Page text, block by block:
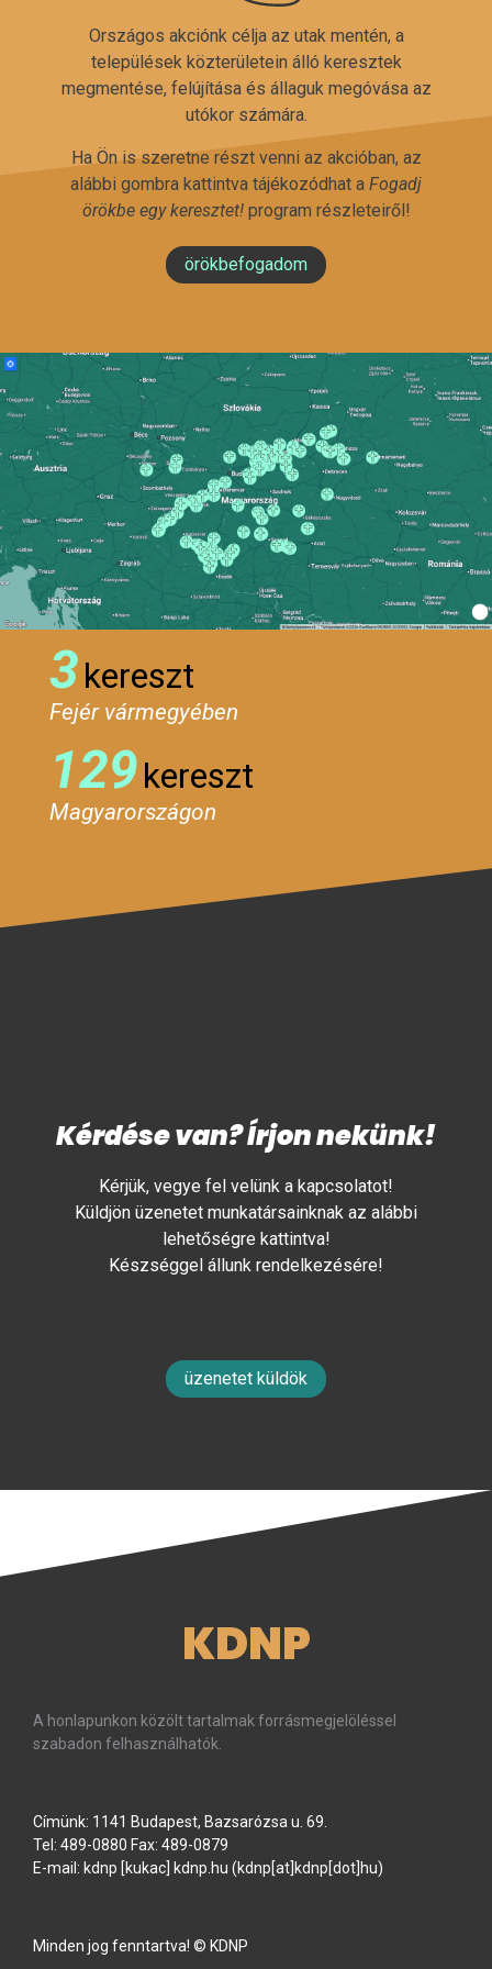
Országos akciónk célja az utak mentén, a
települések közterületein álló keresztek
megmentése, felújítása és állaguk megóvása az
utókor számára.
Ha Ön is szeretne részt venni az akcióban, az
alábbi gombra kattintva tájékozódhat a Fogadj
örökbe egy keresztet!program részleteiről!
örökbefogadom
3kereszt
Fejér vármegyében
129kereszt
Magyarországon
Kérdése van? Írjon nekünk!
Kérjük, vegye fel velünk a kapcsolatot!
Küldjön üzenetet munkatársainknak az alábbi
lehetőségre kattintva!
Készséggel állunk rendelkezésére!
üzenetet küldök
KDNP
A honlapunkon közölt tartalmak forrásmegjelöléssel
szabadon felhasználhatók.
Címünk: 1141 Budapest, Bazsarózsa u. 69.
Tel: 489-0880 Fax: 489-0879
E-mail: kdnp [kukac] kdnp hu (kdnp[at]kdnp[dot]hu)
Minden jog fenntartva! © KDNP